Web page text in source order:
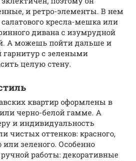
и ретро-элементы. В нем
кресла-мешка или
дивана с изумрудной
А можешь пойти дальше и
с зелеными
целую стену.
квартир оформлены в
черно-белой гамме. А
и индивидуальность
чистых оттенков: красного,
или зеленого. Особенно
работы: декоративные